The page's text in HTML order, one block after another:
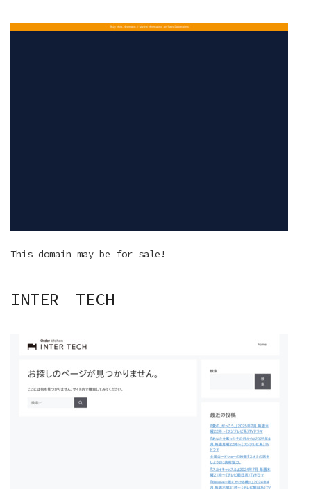
This domain may be for sale!
INTER TECH